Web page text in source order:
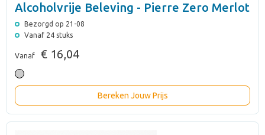
Alcoholvrije Beleving - Pierre Zero Merlot
Bezorgd op 21-08
Vanaf 24 stuks
Vanaf € 16,04
Bereken Jouw Prijs